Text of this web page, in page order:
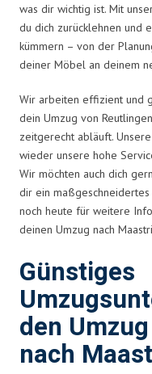
was dir wichtig ist. Mit
du dich zurücklehnen und
kümmern – von der
deiner Möbel an deinem
Wir arbeiten effizient und
dein Umzug von
zeitgerecht abläuft.
wieder unsere hohe
Wir möchten auch dich
dir ein
noch heute für weitere
deinen Umzug nach
Günstiges
den
nach